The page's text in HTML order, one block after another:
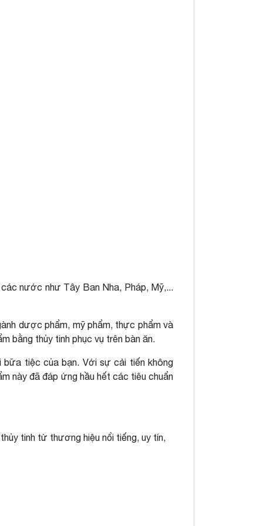
nước như Tây Ban Nha, Pháp, Mỹ,...
dược phẩm, mỹ phẩm, thực phẩm và
bằng thủy tinh phục vụ trên bàn ăn.
bữa tiệc của bạn. Với sự cải tiến không
này đã đáp ứng hầu hết các tiêu chuẩn
tinh từ thương hiệu nổi tiếng, uy tín,